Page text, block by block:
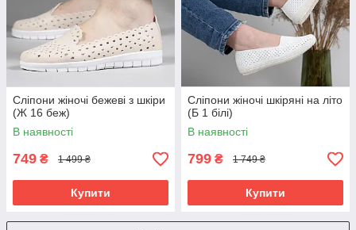
Сліпони жіночі бежеві з шкіри
(Ж 16 беж)
В наявності
749 ₴ 1 499 ₴
Купити
Сліпони жіночі шкіряні на літо
(Б 1 білі)
В наявності
799 ₴ 1 749 ₴
Купити